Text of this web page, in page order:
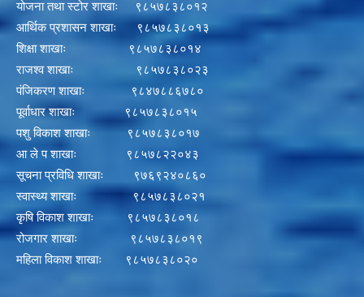
योजना तथा स्टोर शाखाः ९८५७८३८०१२
आर्थिक प्रशासन शाखाः ९८५७८३८०१३
शिक्षा शाखाः ९८५७८३८०१४
राजश्व शाखाः ९८५७८३८०२३
पंजिकरण शाखाः ९८४७८८६७८०
पूर्वाधार शाखाः ९८५७८३८०१५
पशु विकाश शाखाः ९८५७८३८०१७
आ ले प शाखाः ९८५७८२२०४३
सूचना प्रविधि शाखाः ९७६९२४०८६०
स्वास्थ्य शाखाः ९८५७८३८०२१
कृषि विकाश शाखाः ९८५७८३८०१८
रोजगार शाखाः ९८५७८३८०१९
महिला विकाश शाखाः ९८५७८३८०२०